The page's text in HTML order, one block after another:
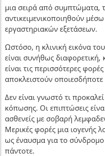
μια σειρά από συμπτώματα,
αντικειμενικοποιηθούν
εργαστηριακών εξετάσεων.
Ωστόσο, η κλινική εικόνα
είναι συνήθως διαφορετική,
είναι τις περισσότερες
αποκλειστούν
Δεν είναι γνωστό τι
κόπωσης. Οι επιπτώσεις
ασθενείς με σοβαρή
Μερικές φορές μια ιογενής
ως έναυσμα για το
πάντοτε.